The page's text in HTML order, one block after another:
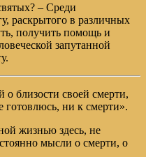
– Среди
раскрытого в различных
получить помощь и
запутанной
близости своей смерти,
ни к смерти».
жизнью здесь, не
мысли о смерти, о